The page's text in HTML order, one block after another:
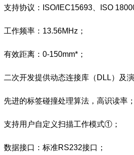
支持协议：ISO/IEC15693、ISO
工作频率：13.56MHz；
有效距离：0-150mm*；
二次开发提供动态连接库（DLL）及
先进的标签碰撞处理算法，高识读率；
支持用户自定义扫描工作模式①；
数据接口：标准RS232接口；